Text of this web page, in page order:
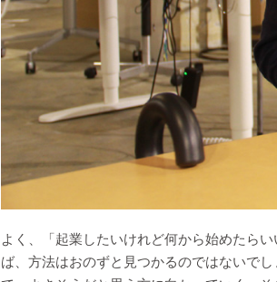
よく、「起業したいけれど何から始めたら
ば、方法はおのずと見つかるのではないで